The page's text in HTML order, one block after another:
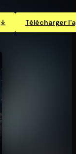
Télécharger